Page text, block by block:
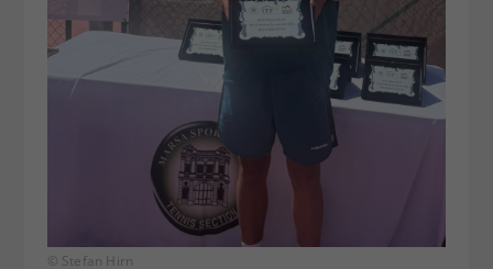
© Stefan Hirn